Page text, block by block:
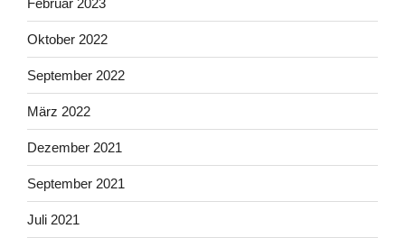
Oktober 2022
September 2022
März 2022
Dezember 2021
September 2021
Juli 2021